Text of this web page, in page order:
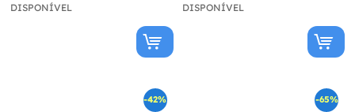
DISPONÍVEL DISPONÍVEL
-42% -65%